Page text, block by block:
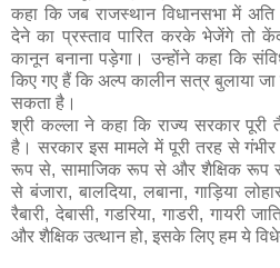
कहा कि जब राजस्थान विधानसभा में अति
देने का प्रस्ताव पारित करके भेजेंगे तो
कानून बनाना पड़ेगा। उन्होंने कहा कि
किए गए हैं कि अल्प कालीन सत्र बुलाया
सकता है।
श्री कल्ला ने कहा कि राज्य सरकार
है। सरकार इस मामले में पूरी तरह से
रूप से, सामाजिक रूप से और शैक्षिक रूप
से बंजारा, बालदिया, लबाना, गाड़िया
रैबारी, देबासी, गडरिया, गाडरी, गायरी
और शैक्षिक उत्थान हो, इसके लिए हम ये